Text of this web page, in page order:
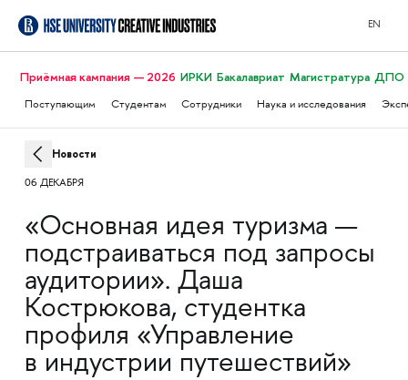
EN
Приёмная кампания — 2026 ИРКИ Бакалавриат Магистратура ДПО
Поступающим Студентам Сотрудники Наука и исследования
Новости
06 ДЕКАБРЯ
«Основная идея туризма —
подстраиваться под запросы
аудитории». Даша
Кострюкова, студентка
профиля «Управление
в индустрии путешествий»